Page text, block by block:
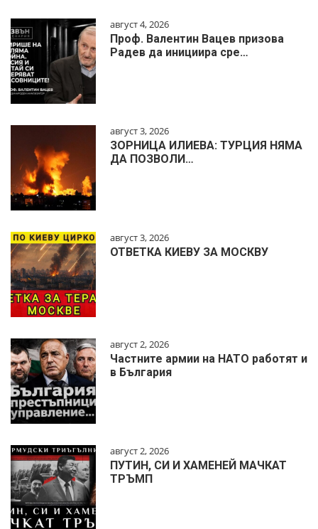
август 4, 2026
Проф. Валентин Вацев призова
Радев да инициира сре…
август 3, 2026
ЗОРНИЦА ИЛИЕВА: ТУРЦИЯ НЯМА
ДА ПОЗВОЛИ…
август 3, 2026
ОТВЕТКА КИЕВУ ЗА МОСКВУ
август 2, 2026
Частните армии на НАТО работят и
в България
август 2, 2026
ПУТИН, СИ И ХАМЕНЕЙ МАЧКАТ
ТРЪМП